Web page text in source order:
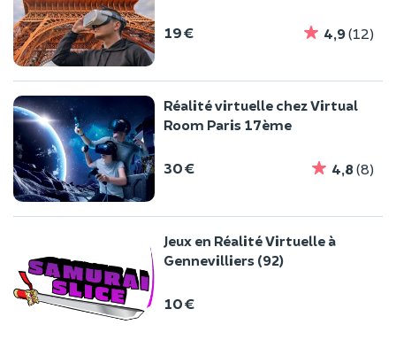
19 € 4,9(12)
Réalité virtuelle chez Virtual
Room Paris 17ème
30 € 4,8 (8)
Jeux en Réalité Virtuelle à
Gennevilliers (92)
10 €